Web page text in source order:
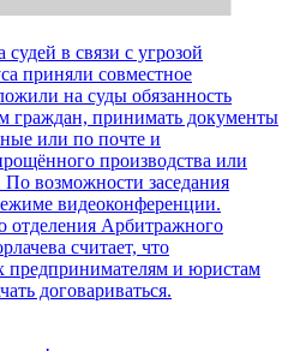
в связи с угрозой
приняли совместное
на суды обязанность
граждан, принимать документы
или по почте и
производства или
По возможности заседания
видеоконференции.
отделения Арбитражного
считает, что
предпринимателям и юристам
договариваться.